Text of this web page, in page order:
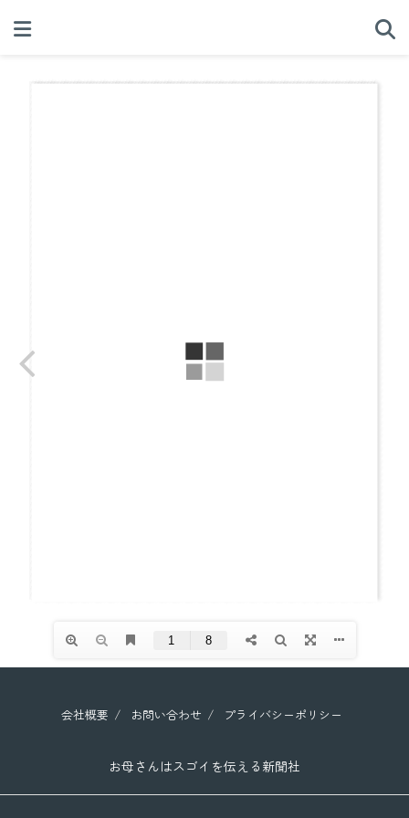
会社概要 お問い合わせ プライバシーポリシー
お母さんはスゴイを伝える新聞社